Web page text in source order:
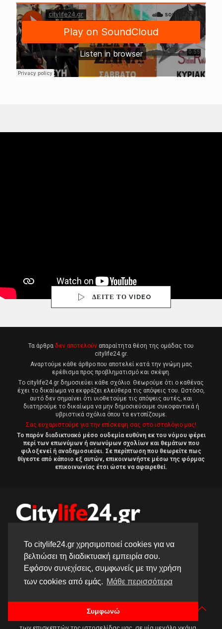
Το citylife24.gr χρησιμοποιεί cookies για να
βελτιώσει τη διαδικτυακή εμπειρία σου.
Εφόσον συνεχίσεις, συμφωνείς με την χρήση
των cookies από εμάς. Μάθε περισσότερα
Συμφωνώ
ΔΕΙΤΕ ΤΟ VIDEO
Τα άρθρα δεν αποτελούν απαραίτητα θέση της ομάδας του
citylife24.gr.
Αναρτούμε κάθε άρθρο που αποτελεί κατά την γνώμη μας
ερέθισμα προς προβληματισμό και σκέψη.
Tο citylife24.gr δημοσιεύει κάθε σχόλιο. Θεωρούμε ότι ο καθένας
έχει το δικαίωμα να εκφράζει ελεύθερα τις απόψεις του. Ωστόσο,
αυτό δεν σημαίνει ότι υιοθετούμε τις απόψεις αυτές, και
διατηρούμε το δικαίωμα να μην δημοσιεύουμε συκοφαντικά ή
υβριστικά σχόλια όπου τα εντοπίζουμε.
Σας ευχαριστούμε για την επίσκεψη σας στο ιστολόγιο μας!
Το παρόν διαδικτυακό μέσο ουδεμία ευθύνη εκ του νόμου φέρει
περί των επωνύμων ή ανωνύμων σχολίων και θεμάτων που
φιλοξενεί ή αναδημοσιεύει. Σε περίπτωση που θεωρείτε πως
θίγεστε από κάποιο εξ αυτών, επικοινωνήστε μέσω της φόρμας
επικοινωνίας έτσι ώστε να αφαιρεθεί.
Λίγα λόγια για εμάς
Σκοπός της ομάδας συντακτών μας είναι η ενημέρωση και η